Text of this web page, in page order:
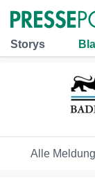
Storys
Alle